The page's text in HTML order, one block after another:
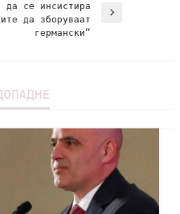
да се инсистира
да зборуваат
германски“